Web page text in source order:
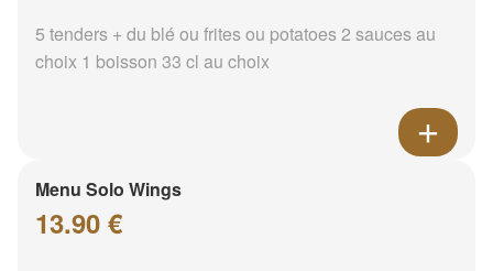
5 tenders + du blé ou frites ou potatoes 2 sauces au
choix 1 boisson 33 cl au choix
Menu Solo Wings
13.90 €